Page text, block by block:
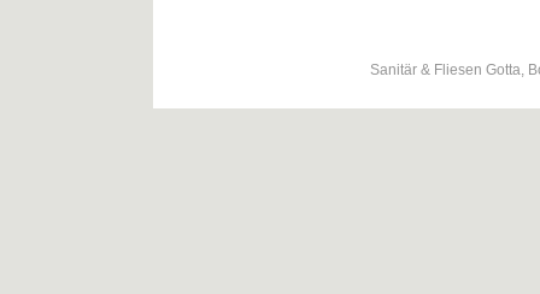
Sanitär & Fliesen Gotta,